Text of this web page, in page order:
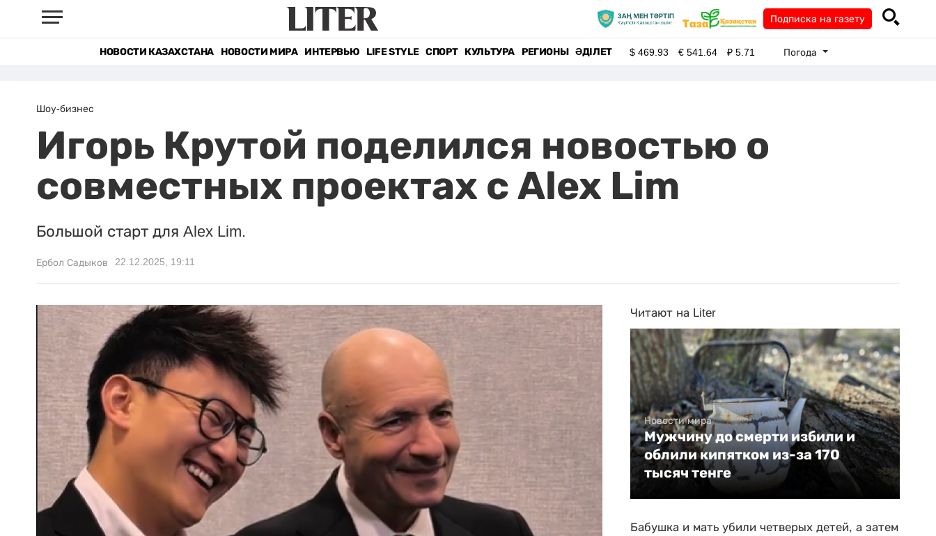
Подписка на газету
НОВОСТИ КАЗАХСТАНА НОВОСТИ МИРА ИНТЕРВЬЮ LIFE STYLE СПОРТ КУЛЬТУРА РЕГИОНЫ ӘДІЛЕТ $469.93 €541.64 ₽5.71 Погода
Шоу-бизнес
Игорь Крутой поделился новостью о
совместных проектах с Alex Lim
Большой старт для Alex Lim.
Ербол Садыков 22.12.2025, 19:11
Читают на Liter
Новости мира
Мужчину до смерти избили и
облили кипятком из-за 170
тысяч тенге
Бабушка и мать убили четверых детей, а затем